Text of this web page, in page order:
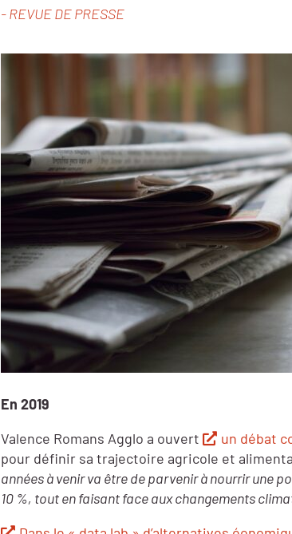
-REVUE DE PRESSE
En 2019
Valence Romans Agglo a ouvert
un débat
pour définir sa trajectoire agricole et
années à venir va être de parvenir à nourrir une
10 %, tout en faisant face aux changements